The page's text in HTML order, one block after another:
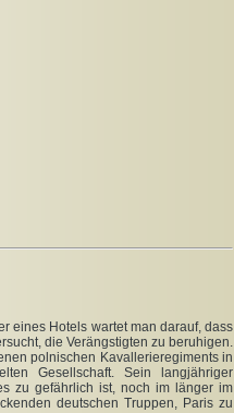
eines Hotels wartet man darauf, dass
die Verängstigten zu beruhigen.
polnischen Kavallerieregiments in
Gesellschaft. Sein langjähriger
zu gefährlich ist, noch im länger im
deutschen Truppen, Paris zu